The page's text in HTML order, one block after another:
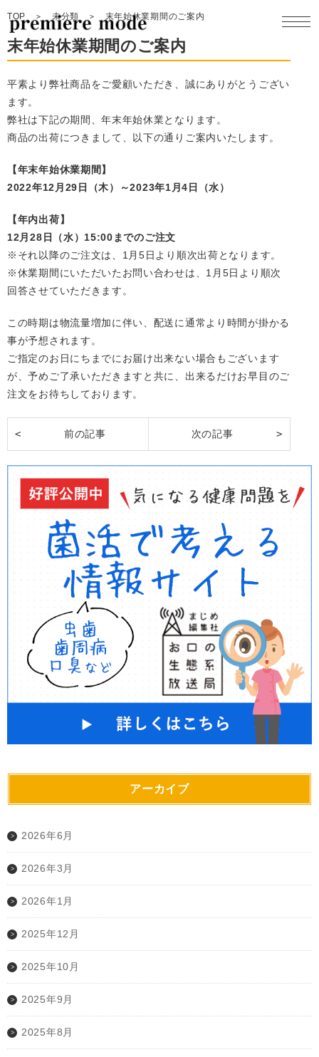
コンセプト
企業情報
採用情報
TOP 未分類 末年始休業期間のご案内
末年始休業期間のご案内
平素より弊社商品をご愛顧いただき、誠にありがとうござい
ます。
弊社は下記の期間、年末年始休業となります。
商品の出荷につきまして、以下の通りご案内いたします。
【年末年始休業期間】
2022年12月29日（木）～2023年1月4日（水）
【年内出荷】
12月28日（水）15:00までのご注文
※それ以降のご注文は、1月5日より順次出荷となります。
※休業期間にいただいたお問い合わせは、1月5日より順次
回答させていただきます。
この時期は物流量増加に伴い、配送に通常より時間が掛かる
事が予想されます。
ご指定のお日にちまでにお届け出来ない場合もございます
が、予めご了承いただきますと共に、出来るだけお早目のご
注文をお待ちしております。
アーカイブ
2026年6月
2026年3月
2026年1月
2025年12月
2025年10月
2025年9月
2025年8月